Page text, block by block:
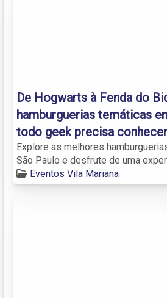
De Hogwarts à Fenda do
hamburguerias temáticas
todo geek precisa conhecer
Explore as melhores
São Paulo e desfrute de uma
Eventos Vila Mariana